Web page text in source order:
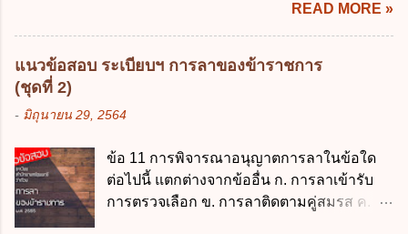
บัญญัติเงินคงคลัง พ.ศ. 2491 ง. ระเบียบ
กระทรวงการคลัง ว่าด้วยการเบิกเงินจากคลัง
การรับเงิน การจ่ายเงิน การเก็บรักษาเงิน และ
สำรองจ่ายได้แห่งละไม่เกินเท่าใร ก. 100,000
บาท ข. 50,000 บาท ค. 30,000 บาท ง. 10,000
บาท ข้อ 4 ดอกเบี้ยที่เกิดจากการนำเงินทดรอง
การประมวลผลข้อมูลส่วนบุคคล ข้อ 42 ผู้
ควบคุมข้อมูลส่วนบุคคลต้องแก้ไขข้อมูลส่วน
บุคคลตามหลักการข้อใด ก. ถูกต้อง เป็น
กฎหมายคุ้มครองข้อมูลส่วนบุคคล ในกรณีผู้
ข้อมูลส่วนบุคคลให้ถูกต้อง ก. ร้องทุกข์ ข. ร้อง
เรียน ค. อุทธรณ์ ง. ฟ้องร้อง ข้อ 44 หลักการ
สำคัญของสิทธิในการลบข้อมูลส่วนบุคคล คือ
READ MORE »
แนวข้อสอบ ระเบียบฯ การลาของข้าราชการ
(ชุดที่ 2)
- มิถุนายน 29, 2564
ข้อ 11 การพิจารณาอนุญาตการลาในข้อใด
ต่อไปนี้ แตกต่างจากข้ออื่น ก. การลาเข้ารับ
การตรวจเลือก ข. การลาติดตามคู่สมรส ค.